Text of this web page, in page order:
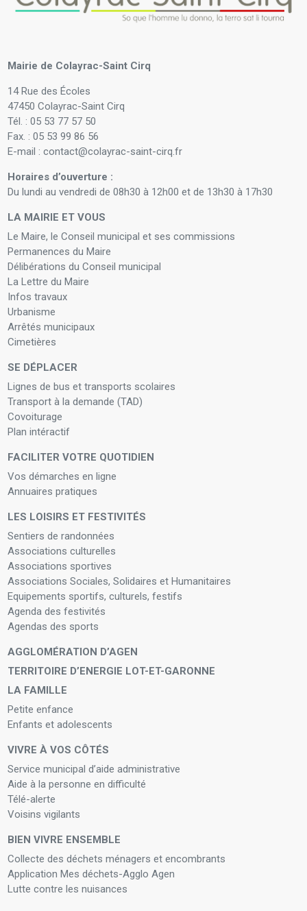
Mairie de Colayrac-Saint Cirq
14 Rue des Écoles
47450 Colayrac-Saint Cirq
Tél. : 05 53 77 57 50
Fax. : 05 53 99 86 56
E-mail : contact@colayrac-saint-cirq.fr
Horaires d’ouverture :
Du lundi au vendredi de 08h30 à 12h00 et de 13h30 à 17h30
LA MAIRIE ET VOUS
Le Maire, le Conseil municipal et ses commissions
Permanences du Maire
Délibérations du Conseil municipal
La Lettre du Maire
Infos travaux
Urbanisme
Arrêtés municipaux
Cimetières
SE DÉPLACER
Lignes de bus et transports scolaires
Transport à la demande (TAD)
Covoiturage
Plan intéractif
FACILITER VOTRE QUOTIDIEN
Vos démarches en ligne
Annuaires pratiques
LES LOISIRS ET FESTIVITÉS
Sentiers de randonnées
Associations culturelles
Associations sportives
Associations Sociales, Solidaires et Humanitaires
Equipements sportifs, culturels, festifs
Agenda des festivités
Agendas des sports
AGGLOMÉRATION D’AGEN
TERRITOIRE D’ENERGIE LOT-ET-GARONNE
LA FAMILLE
Petite enfance
Enfants et adolescents
VIVRE À VOS CÔTÉS
Service municipal d’aide administrative
Aide à la personne en difficulté
Télé-alerte
Voisins vigilants
BIEN VIVRE ENSEMBLE
Collecte des déchets ménagers et encombrants
Application Mes déchets-Agglo Agen
Lutte contre les nuisances